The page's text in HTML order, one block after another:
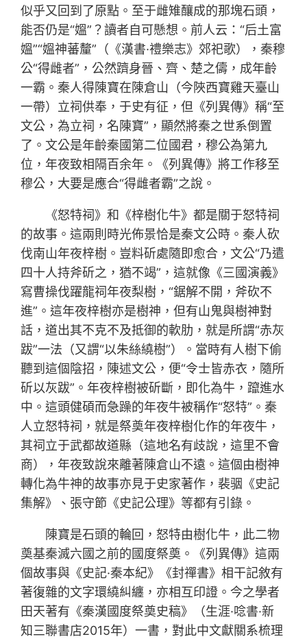
似乎又回到了原點。至于雌雉釀成的那塊石頭，
能否仍是“媼”？讀者自可懸想。前人云：“后土富
媼”“媼神蕃釐”（《漢書·禮樂志》郊祀歌），秦穆
公“得雌者”，公然躋身晉、齊、楚之儔，成年齡
一霸。秦人得陳寶在陳倉山（今陜西寶雞天臺山
一帶）立祠供奉，于史有征，但《列異傳》稱“至
文公，為立祠，名陳寶”，顯然將秦之世系倒置
了。文公是年齡秦國第二位國君，穆公為第九
位，年夜致相隔百余年。《列異傳》將工作移至
穆公，大要是應合“得雌者霸”之說。
《怒特祠》和《梓樹化牛》都是關于怒特祠
的故事。這兩則時光佈景恰是秦文公時。秦人砍
伐南山年夜梓樹。豈料斫處隨即愈合，文公“乃遣
四十人持斧斫之，猶不竭”，這就像《三國演義》
寫曹操伐躍龍祠年夜梨樹，“鋸解不開，斧砍不
進”。這年夜梓樹亦是樹神，但有山鬼與樹神對
話，道出其不克不及抵御的軟肋，就是所謂“赤灰
跋”一法（又謂“以朱絲繞樹”）。當時有人樹下偷
聽到這個陰招，陳述文公，便“令士皆赤衣，隨所
斫以灰跋”。年夜梓樹被斫斷，即化為牛，躥進水
中。這頭健碩而急躁的年夜牛被稱作“怒特”。秦
人立怒特祠，就是祭奠年夜梓樹化作的年夜牛，
其祠立于武都故道縣（這地名有歧說，這里不會
商），年夜致說來離著陳倉山不遠。這個由樹神
轉化為牛神的故事亦見于史家著作，裴骃《史記
集解》、張守節《史記公理》等都有引錄。
陳寶是石頭的輪回，怒特由樹化牛，此二物
奠基秦滅六國之前的國度祭奠。《列異傳》這兩
個故事與《史記·秦本紀》《封禪書》相干記敘有
著復雜的文字環繞糾纏，亦相互印證。今之學者
田天著有《秦漢國度祭奠史稿》（生涯·唸書·新
知三聯書店2015年）一書，對此中文獻關系梳理